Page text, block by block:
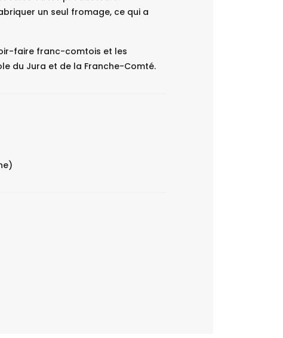
un seul fromage, ce qui a
faire franc-comtois et les
du Jura et de la Franche-Comté.